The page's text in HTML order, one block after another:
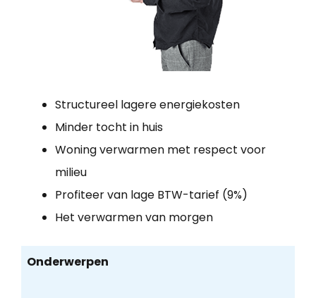
Structureel lagere energiekosten
Minder tocht in huis
Woning verwarmen met respect voor
milieu
Profiteer van lage BTW-tarief (9%)
Het verwarmen van morgen
Onderwerpen